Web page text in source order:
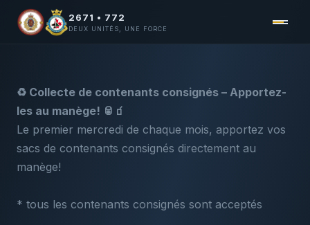
2671 • 772
DEUX UNITÉS, UNE FORCE
♻️ Collecte de contenants consignés – Apportez-
les au manège! 🥫🧃
Le premier mercredi de chaque mois, apportez vos
sacs de contenants consignés directement au
manège!
* tous les contenants consignés sont acceptés